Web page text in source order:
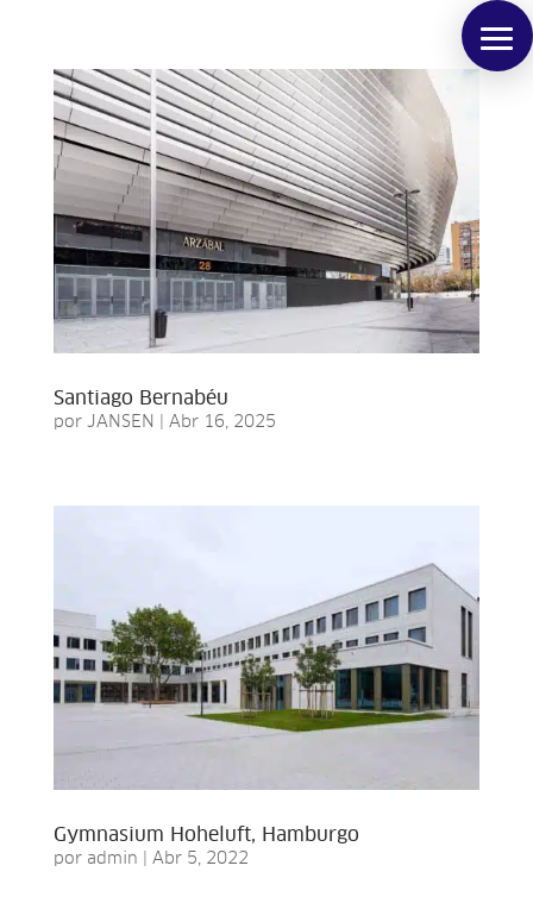
Santiago Bernabéu
por JANSEN Abr 16, 2025
Gymnasium Hoheluft, Hamburgo
por admin Abr 5, 2022